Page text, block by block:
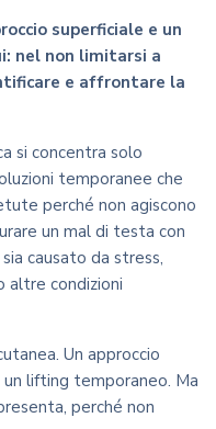
superficiale e un
nel non limitarsi a
e affrontare la
si concentra solo
temporanee che
perché non agiscono
un mal di testa con
causato da stress,
altre condizioni
Un approccio
lifting temporaneo. Ma
perché non